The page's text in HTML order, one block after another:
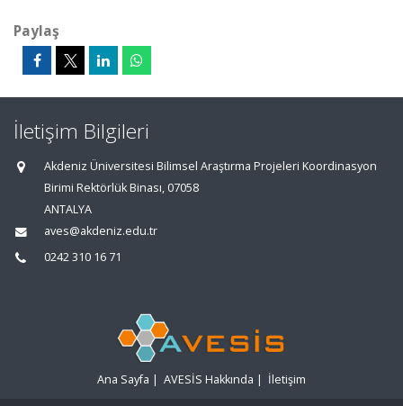
Paylaş
İletişim Bilgileri
Akdeniz Üniversitesi Bilimsel Araştırma Projeleri Koordinasyon
Birimi Rektörlük Binası, 07058
ANTALYA
aves@akdeniz.edu.tr
0242 310 16 71
Ana Sayfa | AVESİS Hakkında | İletişim